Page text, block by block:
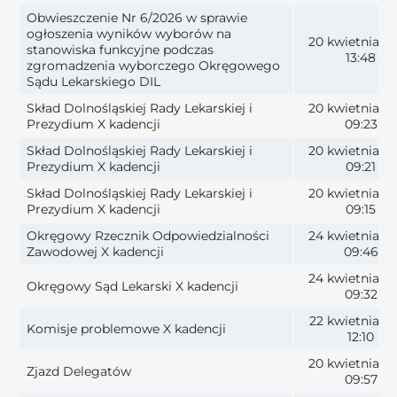
Obwieszczenie Nr 6/2026 w sprawie
ogłoszenia wyników wyborów na
stanowiska funkcyjne podczas
zgromadzenia wyborczego Okręgowego
Sądu Lekarskiego DIL
20 kwietnia
13:48
Skład Dolnośląskiej Rady Lekarskiej i
Prezydium X kadencji
20 kwietnia
09:23
Skład Dolnośląskiej Rady Lekarskiej i
Prezydium X kadencji
20 kwietnia
09:21
Skład Dolnośląskiej Rady Lekarskiej i
Prezydium X kadencji
20 kwietnia
09:15
Okręgowy Rzecznik Odpowiedzialności
Zawodowej X kadencji
24 kwietnia
09:46
Okręgowy Sąd Lekarski X kadencji
24 kwietnia
09:32
Komisje problemowe X kadencji
22 kwietnia
12:10
Zjazd Delegatów
20 kwietnia
09:57